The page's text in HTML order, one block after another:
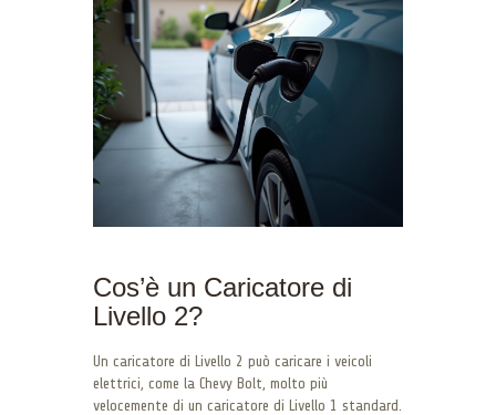
Cos’è un Caricatore di
Livello 2?
Un caricatore di Livello 2 può caricare i veicoli
elettrici, come la Chevy Bolt, molto più
velocemente di un caricatore di Livello 1 standard.